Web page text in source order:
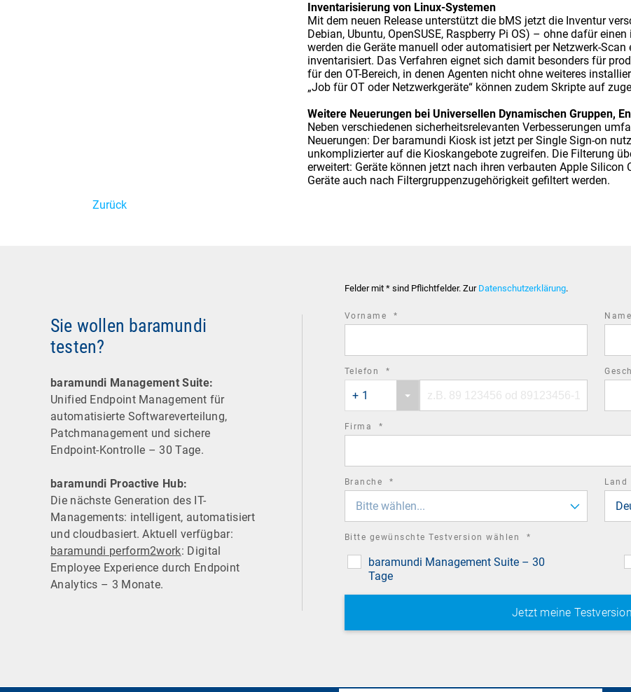
Inventarisierung von Linux-Systemen
Mit dem neuen Release unterstützt die bMS jetzt die Inventur
Debian, Ubuntu, OpenSUSE, Raspberry Pi OS) – ohne dafür
werden die Geräte manuell oder automatisiert per Netzwerk-
inventarisiert. Das Verfahren eignet sich damit besonders für
für den OT-Bereich, in denen Agenten nicht ohne weiteres
„Job für OT oder Netzwerkgeräte“ können zudem Skripte auf
Weitere Neuerungen bei Universellen Dynamischen Gruppen,
Neben verschiedenen sicherheitsrelevanten Verbesserungen
Neuerungen: Der baramundi Kiosk ist jetzt per Single Sign-on
unkomplizierter auf die Kioskangebote zugreifen. Die Filterung
erweitert: Geräte können jetzt nach ihren verbauten Apple
Geräte auch nach Filtergruppenzugehörigkeit gefiltert werden.
Zurück
Sie wollen baramundi
testen?
baramundi Management Suite:
Unified Endpoint Management für
automatisierte Software­verteilung,
Patchmanagement und sichere
Endpoint-Kontrolle – 30 Tage.
baramundi Proactive Hub:
Die nächste Generation des IT-
Managements: intelligent, automatisiert
und cloudbasiert. Aktuell verfügbar:
baramundi perform2work: Digital
Employee Experience durch Endpoint
Analytics – 3 Monate.
Felder mit * sind Pflichtfelder. Zur Datenschutzerklärung.
Vorname * Name
Telefon *
country
code
+ 1
number
Firma *
Branche *
Bitte wählen...
Land
Bitte gewünschte Testversion wählen *
baramundi Management Suite – 30
Tage